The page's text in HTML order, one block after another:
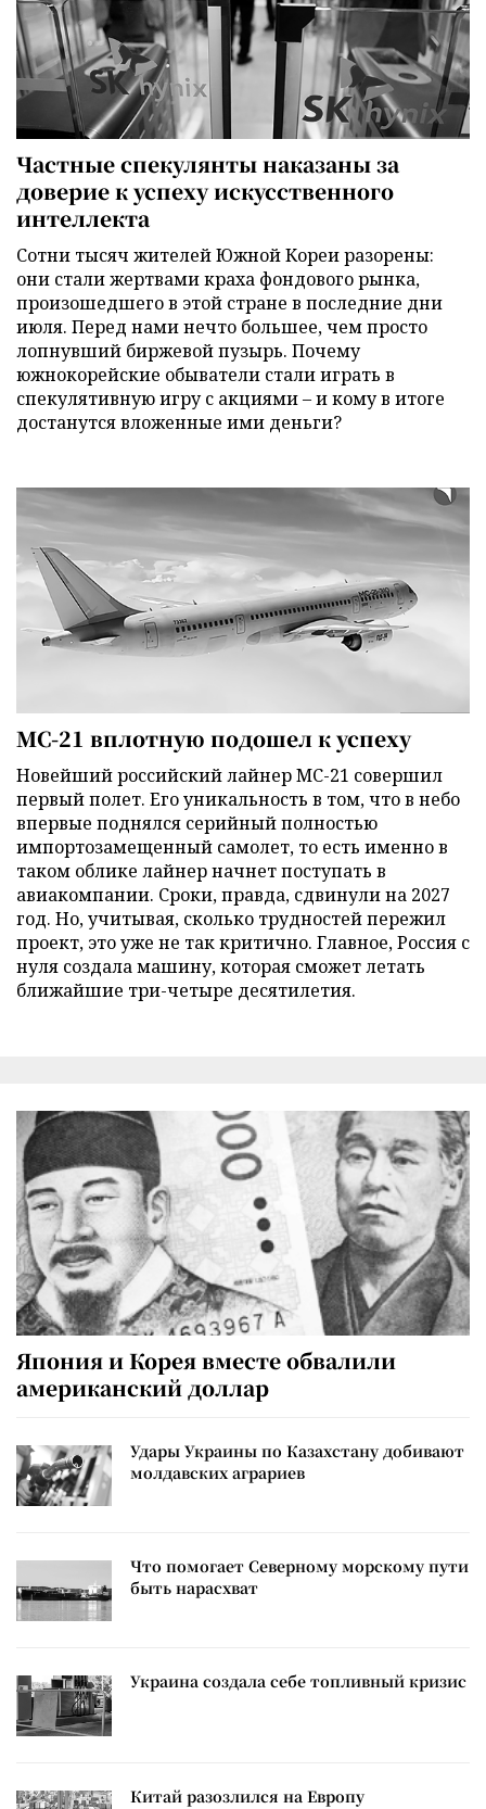
Частные спекулянты наказаны за
доверие к успеху искусственного
интеллекта
Сотни тысяч жителей Южной Кореи разорены:
они стали жертвами краха фондового рынка,
произошедшего в этой стране в последние дни
июля. Перед нами нечто большее, чем просто
лопнувший биржевой пузырь. Почему
южнокорейские обыватели стали играть в
спекулятивную игру с акциями – и кому в итоге
достанутся вложенные ими деньги?
МС-21 вплотную подошел к успеху
Новейший российский лайнер МС-21 совершил
первый полет. Его уникальность в том, что в небо
впервые поднялся серийный полностью
импортозамещенный самолет, то есть именно в
таком облике лайнер начнет поступать в
авиакомпании. Сроки, правда, сдвинули на 2027
год. Но, учитывая, сколько трудностей пережил
проект, это уже не так критично. Главное, Россия с
нуля создала машину, которая сможет летать
ближайшие три-четыре десятилетия.
Япония и Корея вместе обвалили
американский доллар
Удары Украины по Казахстану добивают
молдавских аграриев
Что помогает Северному морскому пути
быть нарасхват
Украина создала себе топливный кризис
Китай разозлился на Европу